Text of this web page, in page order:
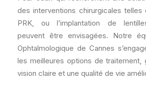
des interventions chirurgicales telles
PRK, ou l’implantation de
peuvent être envisagées. Notre
Ophtalmologique de Cannes
les meilleures options de traitement,
vision claire et une qualité de vie